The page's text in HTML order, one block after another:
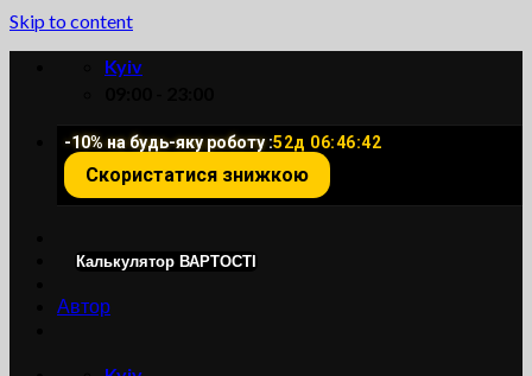
Skip to content
Kyiv
-10% на будь-яку роботу :52д 06:46:42
Скористатися знижкою
Калькулятор ВАРТОСТІ
Автор